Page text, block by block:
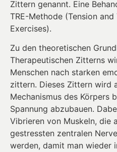
Zittern genannt. Eine
TRE-Methode (Tension and
Exercises).
Zu den theoretischen
Therapeutischen Zitterns
Menschen nach starken
zittern. Dieses Zittern wird
Mechanismus des Körpers
Spannung abzubauen.
Vibrieren von Muskeln, die
gestressten zentralen
werden, damit man wieder